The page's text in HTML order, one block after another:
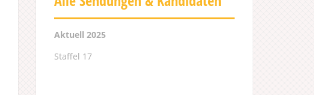
Aktuell 2025
Staffel 17